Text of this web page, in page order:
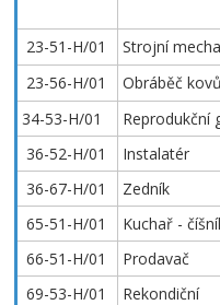
23-51-H/01
Strojní
23-56-H/01
Obráběč kovů
34-53-H/01
Reprodukční
36-52-H/01
Instalatér
36-67-H/01
Zedník
65-51-H/01
Kuchař -
66-51-H/01
Prodavač
69-53-H/01